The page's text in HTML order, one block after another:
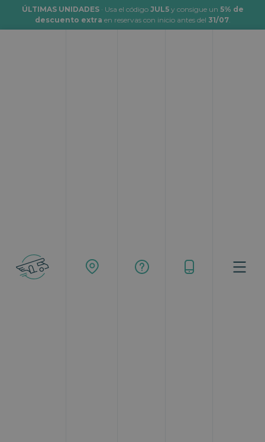
ÚLTIMAS UNIDADES· Usa el código JUL5y consigue un 5% de
descuento extra en reservas con inicio antes del 31/07.